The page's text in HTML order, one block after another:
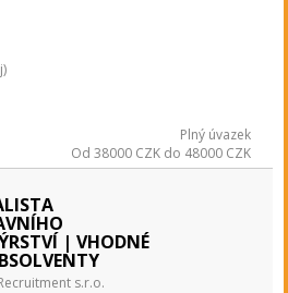
Plný úvazek
Od 38000 CZK do 48000 CZK
| VHODNÉ
s.r.o.